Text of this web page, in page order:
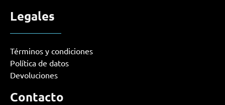
Legales
Términos y condiciones
Política de datos
Devoluciones
Contacto